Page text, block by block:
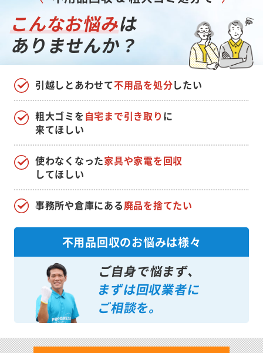
こんなお悩みは
ありませんか？
引越しとあわせて不用品を処分したい
使わなくなった家具や家電を回収
してほしい
粗大ゴミを自宅まで引き取り に
来てほしい
事務所や倉庫にある廃品を捨てたい
不用品回収のお悩みは様々
ご自身で悩まず、
まずは回収業者に
ご相談を。